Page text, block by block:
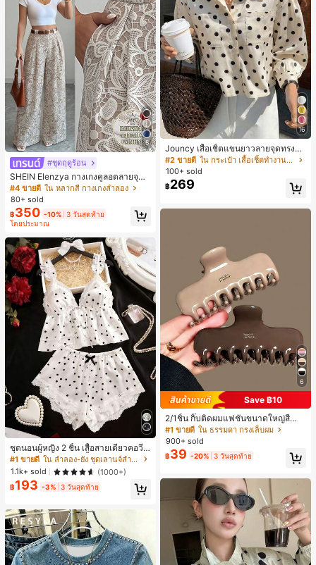
5
#ชุดฤดูร้อน
SHEIN Elenzya กางเกงคูลอตลายจุดเ
อวสูงแบบใหม่สำหรับฤดูใบไม้ผลิ/ฤดูร้อ
น, สไตล์หรูหราเหมาะสำหรับใส่ในชีวิต
ประจำวันและทำงาน, ให้ความรู้สึกวินเ
ทจสำหรับฤดูรับปริญญา, เทศกาลดนตร
ี, การแข่งม้าดาร์บี้, วันประกาศอิสรภาพ
#4 ขายดี ใน หลากสี กางเกงลำลอง
80+ sold
฿350 -10% 3 วันสุดท้าย
โดยประมาณ
ชุดนอนผู้หญิง 2 ชิ้น เสื้อสายเดี่ยวคอวีลู
กไม้ พร้อมกางเกงขาสั้นแต่งลูกไม้ แต่ง
โบว์ที่เอว ชุดลำลองผู้หญิงนุ่มสบายน่ารั
ก สไตล์เอสเธติก
#1 ขายดี
ใน ลำลอง-ยัง ชุดเลานจ์สำหรับผู้หญิง
1.1k+ sold
(1000+)
฿193 -3% 3 วันสุดท้าย
16
Jouncy เสื้อเชิ้ตแขนยาวลายจุดทรงหล
วมสำหรับผู้หญิง
#2 ขายดี
ใน กระเป๋า เสื้อเชิ้ตทำงานมีกระเป๋า
100+ sold
฿269
6
Save ฿10
2/1ชิ้น กิ๊บติดผมแฟชั่นขนาดใหญ่สีน้ำ
ตาลชานมสำหรับผู้หญิง เหมาะสำหรับก
ารอาบน้ำ ล้างหน้า และจัดแต่งทรงผม
#1 ขายดี ใน ธรรมดา กรงเล็บผม
900+ sold
฿39 -20% 3 วันสุดท้าย